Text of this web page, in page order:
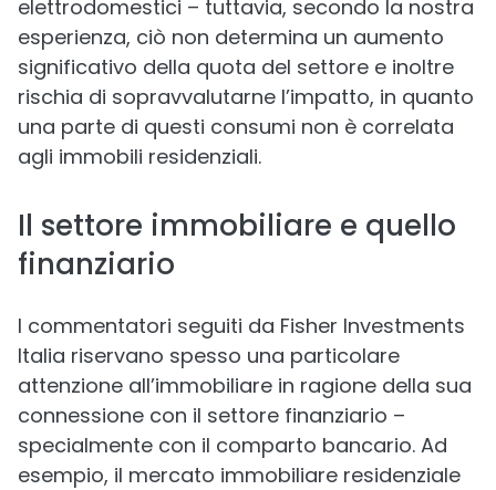
elettrodomestici – tuttavia, secondo la nostra
esperienza, ciò non determina un aumento
significativo della quota del settore e inoltre
rischia di sopravvalutarne l’impatto, in quanto
una parte di questi consumi non è correlata
agli immobili residenziali.
Il settore immobiliare e quello
finanziario
I commentatori seguiti da Fisher Investments
Italia riservano spesso una particolare
attenzione all’immobiliare in ragione della sua
connessione con il settore finanziario –
specialmente con il comparto bancario. Ad
esempio, il mercato immobiliare residenziale